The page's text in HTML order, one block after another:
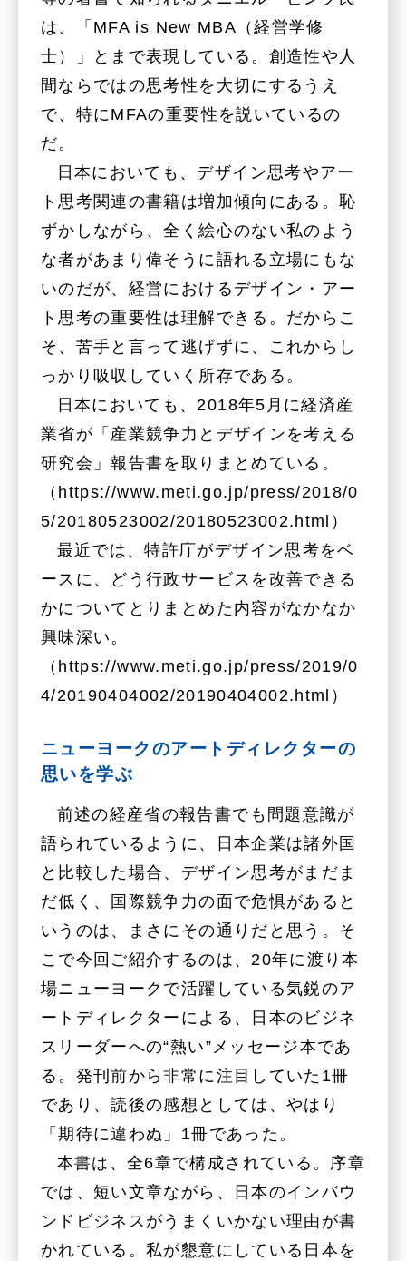
は、「MFA is New MBA（経営学修
士）」とまで表現している。創造性や人
間ならではの思考性を大切にするうえ
で、特にMFAの重要性を説いているの
だ。
日本においても、デザイン思考やアー
ト思考関連の書籍は増加傾向にある。恥
ずかしながら、全く絵心のない私のよう
な者があまり偉そうに語れる立場にもな
いのだが、経営におけるデザイン・アー
ト思考の重要性は理解できる。だからこ
そ、苦手と言って逃げずに、これからし
っかり吸収していく所存である。
日本においても、2018年5月に経済産
業省が「産業競争力とデザインを考える
研究会」報告書を取りまとめている。
（https://www.meti.go.jp/press/2018/0
5/20180523002/20180523002.html）
最近では、特許庁がデザイン思考をベ
ースに、どう行政サービスを改善できる
かについてとりまとめた内容がなかなか
興味深い。
（https://www.meti.go.jp/press/2019/0
4/20190404002/20190404002.html）
ニューヨークのアートディレクターの
思いを学ぶ
前述の経産省の報告書でも問題意識が
語られているように、日本企業は諸外国
と比較した場合、デザイン思考がまだま
だ低く、国際競争力の面で危惧があると
いうのは、まさにその通りだと思う。そ
こで今回ご紹介するのは、20年に渡り本
場ニューヨークで活躍している気鋭のア
ートディレクターによる、日本のビジネ
スリーダーへの“熱い”メッセージ本であ
る。発刊前から非常に注目していた1冊
であり、読後の感想としては、やはり
「期待に違わぬ」1冊であった。
本書は、全6章で構成されている。序章
では、短い文章ながら、日本のインバウ
ンドビジネスがうまくいかない理由が書
かれている。私が懇意にしている日本を